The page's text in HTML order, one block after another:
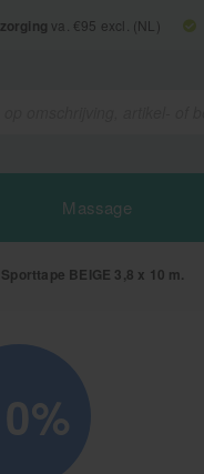
va. €95 excl. (NL)
Massage
Sporttape BEIGE 3,8 x 10 m.